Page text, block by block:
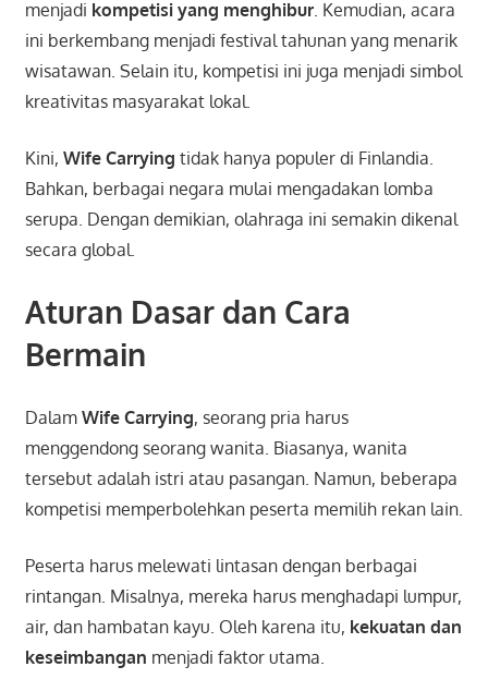
menjadi kompetisi yang menghibur. Kemudian, acara
ini berkembang menjadi festival tahunan yang menarik
wisatawan. Selain itu, kompetisi ini juga menjadi simbol
kreativitas masyarakat lokal.
Kini, Wife Carrying tidak hanya populer di Finlandia.
Bahkan, berbagai negara mulai mengadakan lomba
serupa. Dengan demikian, olahraga ini semakin dikenal
secara global.
Aturan Dasar dan Cara
Bermain
Dalam Wife Carrying, seorang pria harus
menggendong seorang wanita. Biasanya, wanita
tersebut adalah istri atau pasangan. Namun, beberapa
kompetisi memperbolehkan peserta memilih rekan lain.
Peserta harus melewati lintasan dengan berbagai
rintangan. Misalnya, mereka harus menghadapi lumpur,
air, dan hambatan kayu. Oleh karena itu, kekuatan dan
keseimbangan menjadi faktor utama.